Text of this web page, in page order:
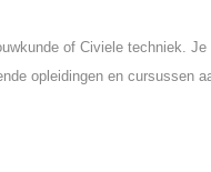
of Civiele techniek.
opleidingen en cursussen